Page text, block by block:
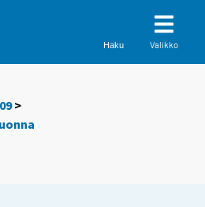
Haku Valikko
>